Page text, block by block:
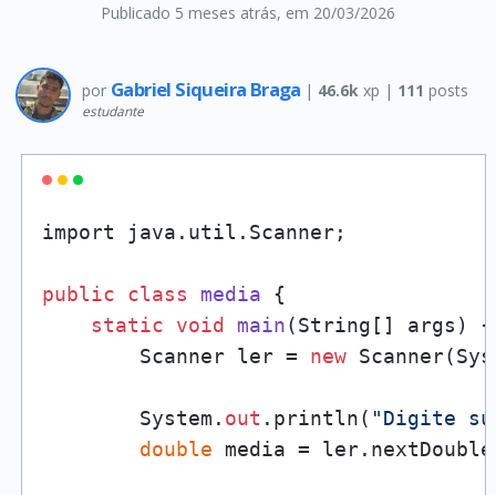
Publicado 5 meses atrás, em 20/03/2026
por Gabriel Siqueira Braga | 46.6k xp | 111 posts
estudante
import java.util.Scanner;
public class media {
static
void main(String[] args )
{
        Scanner ler =
new
        System.
out .println( "Digite
double media =